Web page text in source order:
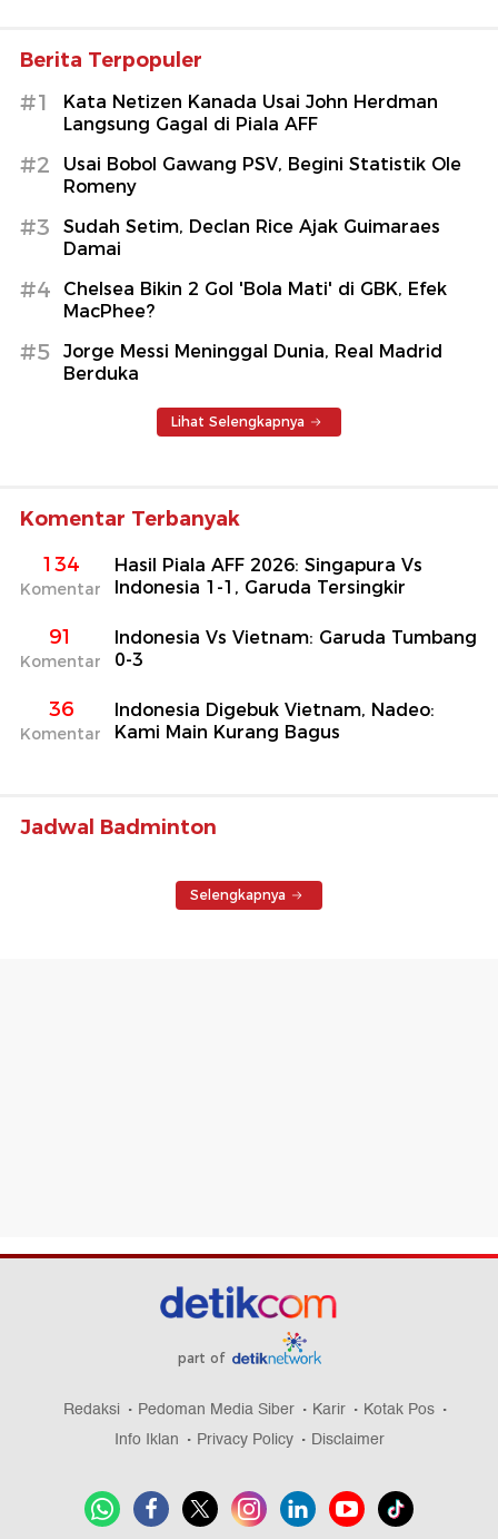
Berita Terpopuler
#1
Kata Netizen Kanada Usai John Herdman
Langsung Gagal di Piala AFF
#2
Usai Bobol Gawang PSV, Begini Statistik Ole
Romeny
#3
Sudah Setim, Declan Rice Ajak Guimaraes
Damai
#4
Chelsea Bikin 2 Gol 'Bola Mati' di GBK, Efek
MacPhee?
#5
Jorge Messi Meninggal Dunia, Real Madrid
Berduka
Lihat Selengkapnya
Komentar Terbanyak
134
Komentar
Hasil Piala AFF 2026: Singapura Vs
Indonesia 1-1, Garuda Tersingkir
91
Komentar
Indonesia Vs Vietnam: Garuda Tumbang
0-3
36
Komentar
Indonesia Digebuk Vietnam, Nadeo:
Kami Main Kurang Bagus
Jadwal Badminton
Selengkapnya
part of
Redaksi Pedoman Media Siber Karir
Kotak Pos
Info Iklan
Privacy Policy Disclaimer